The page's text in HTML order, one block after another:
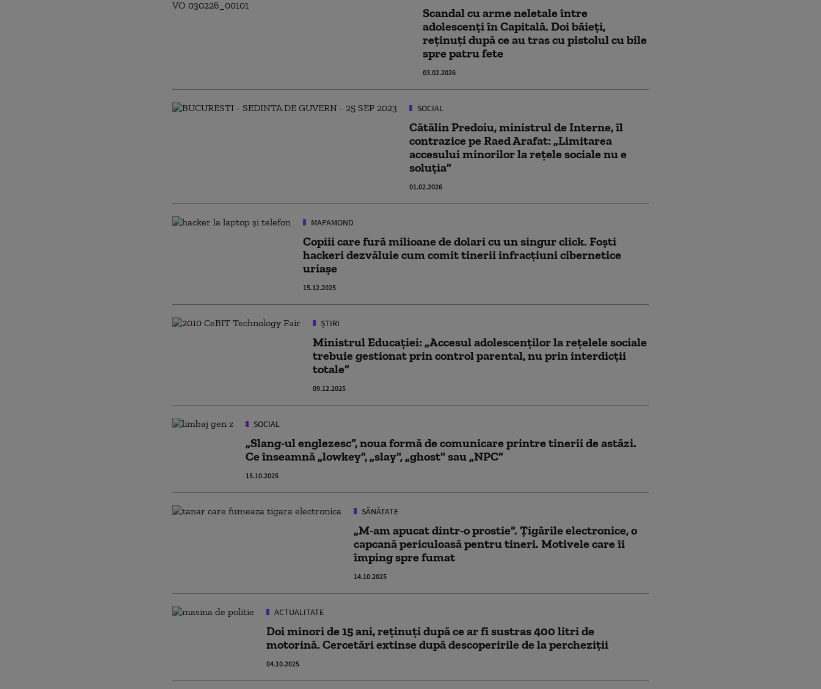
Scandal cu arme neletale între
adolescenți în Capitală. Doi băieți,
reținuți după ce au tras cu pistolul cu bile
spre patru fete
03.02.2026
SOCIAL
Cătălin Predoiu, ministrul de Interne, îl
contrazice pe Raed Arafat: „Limitarea
accesului minorilor la rețele sociale nu e
soluția”
01.02.2026
MAPAMOND
Copiii care fură milioane de dolari cu un singur click. Foști
hackeri dezvăluie cum comit tinerii infracțiuni cibernetice
uriașe
15.12.2025
ȘTIRI
Ministrul Educației: „Accesul adolescenților la rețelele sociale
trebuie gestionat prin control parental, nu prin interdicții
totale”
09.12.2025
SOCIAL
„Slang-ul englezesc”, noua formă de comunicare printre tinerii de astăzi.
Ce înseamnă „lowkey", „slay", „ghost" sau „NPC”
15.10.2025
SĂNĂTATE
„M-am apucat dintr-o prostie”. Țigările electronice, o
capcană periculoasă pentru tineri. Motivele care îi
împing spre fumat
14.10.2025
ACTUALITATE
Doi minori de 15 ani, reţinuţi după ce ar fi sustras 400 litri de
motorină. Cercetări extinse după descoperirile de la percheziții
04.10.2025